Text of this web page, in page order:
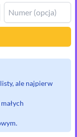
ale najpierw